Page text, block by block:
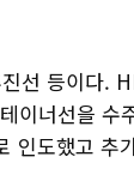
선 등이다.
이너선을 수
인도했고 추